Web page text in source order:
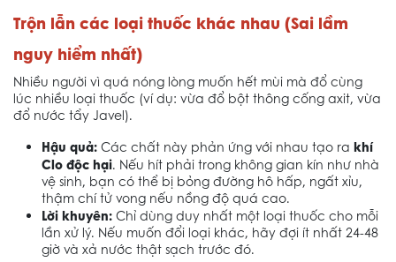
Trộn lẫn các loại thuốc khác nhau (Sai lầm
nguy hiểm nhất)
Nhiều người vì quá nóng lòng muốn hết mùi mà đổ cùng
lúc nhiều loại thuốc (ví dụ: vừa đổ bột thông cống axit, vừa
đổ nước tẩy Javel).
Hậu quả: Các chất này phản ứng với nhau tạo ra khí
Clo độc hại. Nếu hít phải trong không gian kín như nhà
vệ sinh, bạn có thể bị bỏng đường hô hấp, ngất xỉu,
thậm chí tử vong nếu nồng độ quá cao.
Lời khuyên: Chỉ dùng duy nhất một loại thuốc cho mỗi
lần xử lý. Nếu muốn đổi loại khác, hãy đợi ít nhất 24-48
giờ và xả nước thật sạch trước đó.